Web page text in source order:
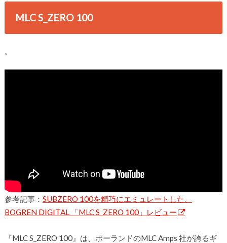
MLC S_ZERO 100
参考記事： SUBZERO 100を精巧にエミュレートした、
BOGREN DIGITAL 「MLC S_ZERO 100」レビュー
『MLC S_ZERO 100』は、ポーランドのMLC Amps 社が誇るギ